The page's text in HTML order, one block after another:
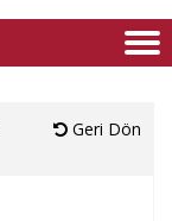
Geri Dön